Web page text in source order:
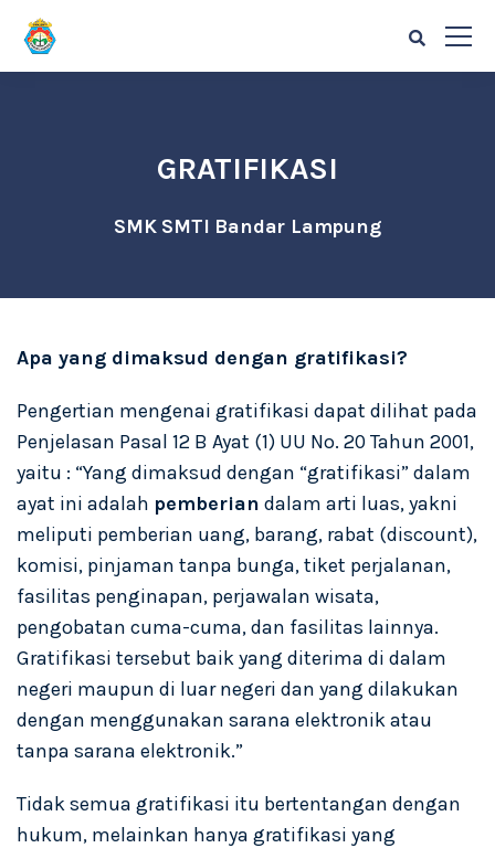
GRATIFIKASI
SMK SMTI Bandar Lampung
Apa yang dimaksud dengan gratifikasi?
Pengertian mengenai gratifikasi dapat dilihat pada
Penjelasan Pasal 12 B Ayat (1) UU No. 20 Tahun 2001,
yaitu : “Yang dimaksud dengan “gratifikasi” dalam
ayat ini adalah pemberian dalam arti luas, yakni
meliputi pemberian uang, barang, rabat (discount),
komisi, pinjaman tanpa bunga, tiket perjalanan,
fasilitas penginapan, perjawalan wisata,
pengobatan cuma-cuma, dan fasilitas lainnya.
Gratifikasi tersebut baik yang diterima di dalam
negeri maupun di luar negeri dan yang dilakukan
dengan menggunakan sarana elektronik atau
tanpa sarana elektronik.”
Tidak semua gratifikasi itu bertentangan dengan
hukum, melainkan hanya gratifikasi yang